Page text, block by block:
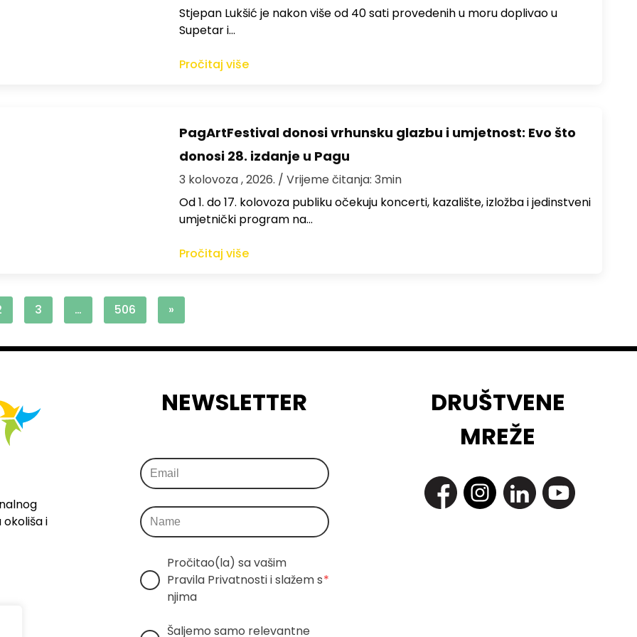
St​jepan Lukšić je nakon više od 40 sati provedenih u moru doplivao u
Supetar i…
Pročitaj više
PagArtFestival donosi vrhunsku glazbu i umjetnost: Evo što
donosi 28. izdanje u Pagu
3 kolovoza , 2026. / Vrijeme čitanja: 3min
Od 1. do 17. kolovoza publiku očekuju koncerti, kazalište, izložba i jedinstveni
umjetnički program na…
Pročitaj više
3 … 506 »
i
NEWSLETTER
Pročitao(la) sa vašim
Pravila Privatnosti i slažem s
njima
*
Šaljemo samo relevantne
DRUŠTVENE
MREŽE